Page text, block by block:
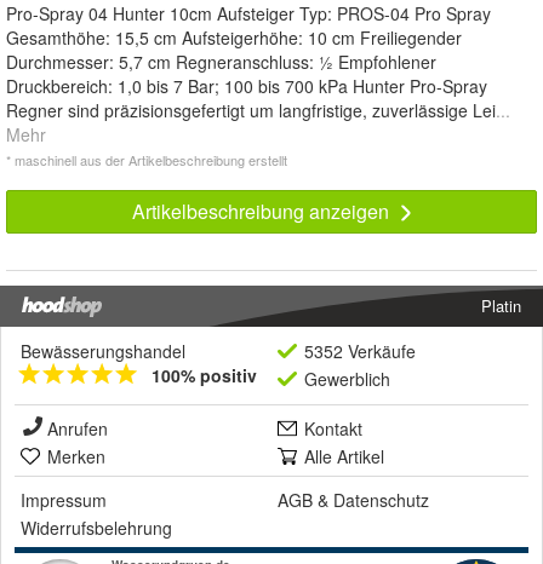
Pro-Spray 04 Hunter 10cm Aufsteiger Typ: PROS-04 Pro Spray
Gesamthöhe: 15,5 cm Aufsteigerhöhe: 10 cm Freiliegender
Durchmesser: 5,7 cm Regneranschluss: ½ Empfohlener
Druckbereich: 1,0 bis 7 Bar; 100 bis 700 kPa Hunter Pro-Spray
Regner sind präzisionsgefertigt um langfristige, zuverlässige Lei...
Mehr
* maschinell aus der Artikelbeschreibung erstellt
Artikelbeschreibung anzeigen
Platin
Bewässerungshandel
100% positiv
5352 Verkäufe
Gewerblich
Anrufen
Kontakt
Merken
Alle Artikel
Impressum
AGB & Datenschutz
Widerrufsbelehrung